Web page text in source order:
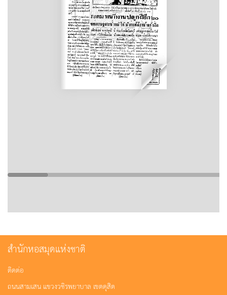
สำนักหอสมุดแห่งชาติ
ติดต่อ
ถนนสามเสน แขวงวชิรพยาบาล เขตดุสิต